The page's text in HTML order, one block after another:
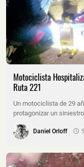
Motociclista
Ruta 221
Un motociclista de 29
protagonizar un
Daniel Orloff